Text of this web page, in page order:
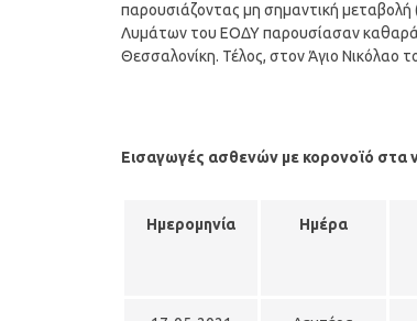
παρουσιάζοντας μη σημαντική μεταβολή
Λυμάτων του ΕΟΔΥ παρουσίασαν καθαρά
Θεσσαλονίκη. Τέλος, στον Άγιο Νικόλαο
Εισαγωγές ασθενών με κορονοϊό στα
Ημερομηνία Ημέρα